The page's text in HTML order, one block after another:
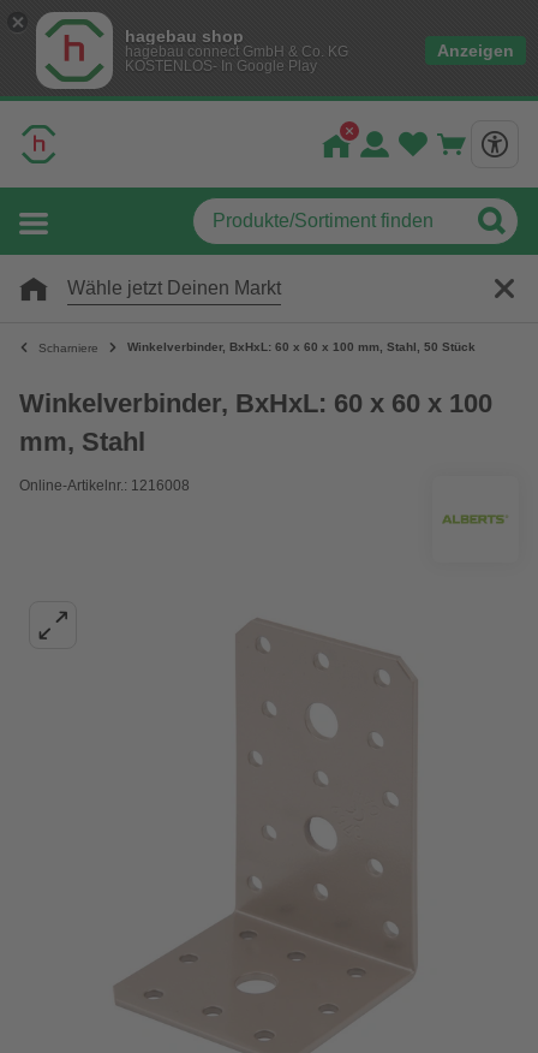
hagebau shop
hagebau connect GmbH & Co. KG
KOSTENLOS- In Google Play
Anzeigen
Wähle jetzt Deinen Markt
Scharniere Winkelverbinder, BxHxL: 60 x 60 x 100 mm, Stahl, 50 Stück
Winkelverbinder, BxHxL: 60 x 60 x 100
mm, Stahl
Online-Artikelnr.: 1216008